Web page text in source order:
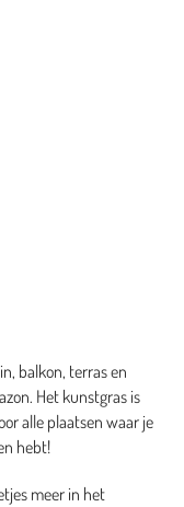
balkon, terras en
Het kunstgras is
alle plaatsen waar je
hebt!
meer in het